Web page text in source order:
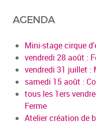
AGENDA
Mini-stage cirque
vendredi 28 août :
vendredi 31 juillet :
samedi 15 août :
tous les 1ers
Ferme
Atelier création de